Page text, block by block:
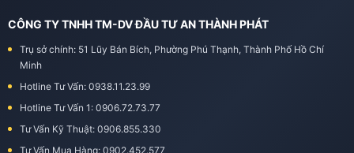
CÔNG TY TNHH TM-DV ĐẦU TƯ AN THÀNH PHÁT
Trụ sở chính: 51 Lũy Bán Bích, Phường Phú Thạnh, Thành Phố Hồ Chí
Minh
Hotline Tư Vấn: 0938.11.23.99
Hotline Tư Vấn 1: 0906.72.73.77
Tư Vấn Kỹ Thuật: 0906.855.330
Tư Vấn Mua Hàng: 0902.452.577